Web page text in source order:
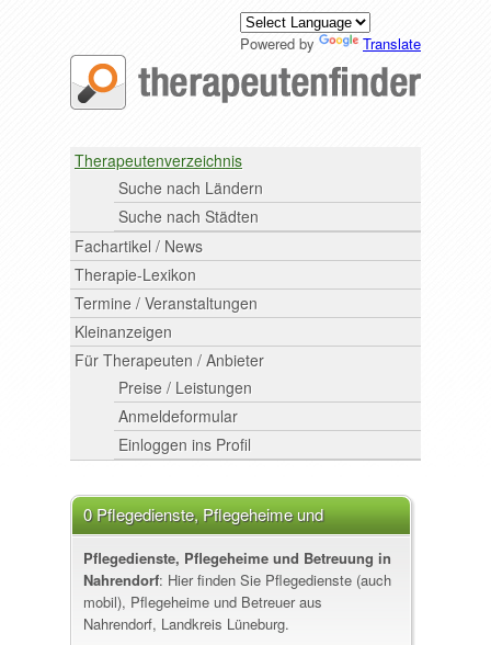
Powered by Translate
Therapeutenverzeichnis
Suche nach Ländern
Suche nach Städten
Fachartikel / News
Therapie-Lexikon
Termine / Veranstaltungen
Kleinanzeigen
Für Therapeuten / Anbieter
Preise / Leistungen
Anmeldeformular
Einloggen ins Profil
0 Pflegedienste, Pflegeheime und
Betreuung in Nahrendorf
Pflegedienste, Pflegeheime und Betreuung in
Nahrendorf: Hier finden Sie Pflegedienste (auch
mobil), Pflegeheime und Betreuer aus
Nahrendorf, Landkreis Lüneburg.